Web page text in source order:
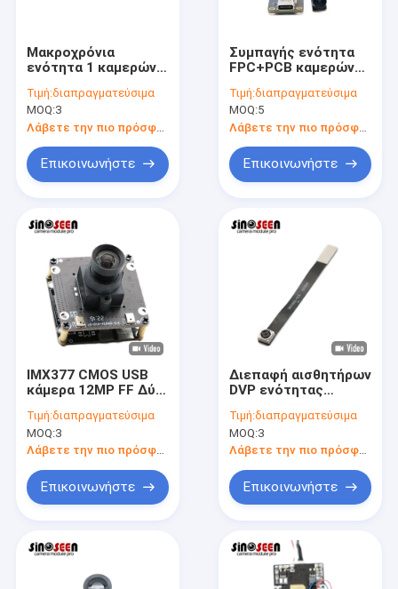
Μακροχρόνια
ενότητα 1 καμερών
USB λουρίδων μέγα
εικονοκύτταρο με
LEDs
Τιμή:διαπραγματεύσιμα
MOQ:3
Λάβετε την πιο πρόσφατη τιμή
Επικοινωνήστε
Συμπαγής ενότητα
FPC+PCB καμερών
που σχεδιάζεται για
τη βιομηχανική
δοκιμή
Τιμή:διαπραγματεύσιμα
MOQ:5
Επικοινωνήστε
IMX377 CMOS USB
κάμερα 12MP FF Δύο
παρακολούθηση
ασφαλείας
Τιμή:διαπραγματεύσιμα
MOQ:3
Λάβετε την πιο πρόσφατη τιμή
Επικοινωνήστε
Διεπαφή αισθητήρων
DVP ενότητας
cOem 5MP για την
αναγνώριση
ανίχνευσης κώδικα
Τιμή:διαπραγματεύσιμα
MOQ:3
Λάβετε την πιο πρόσφατη τιμή
Επικοινωνήστε